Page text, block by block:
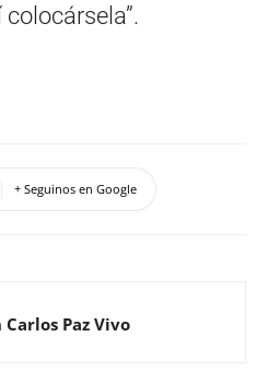
+ Seguinos en Google
Paz Vivo